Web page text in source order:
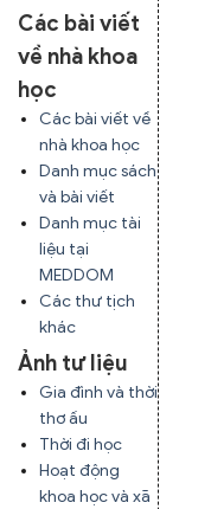
Các bài viết
về nhà khoa
học
Các bài viết về
nhà khoa học
Danh mục sách
và bài viết
Danh mục tài
liệu tại
MEDDOM
Các thư tịch
khác
Ảnh tư liệu
Gia đình và thời
thơ ấu
Thời đi học
Hoạt động
khoa học và xã